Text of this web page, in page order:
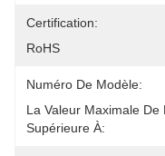
Certification:
RoHS
Numéro De Modèle:
La Valeur Maximale
Supérieure À: